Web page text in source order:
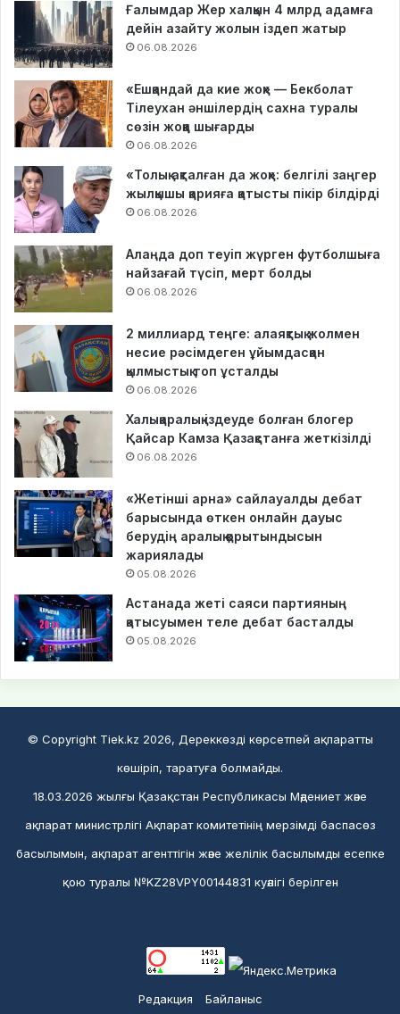
Ғалымдар Жер халқын 4 млрд адамға
дейін азайту жолын іздеп жатыр
06.08.2026
«Ешқандай да кие жоқ» — Бекболат
Тілеухан әншілердің сахна туралы
сөзін жоққа шығарды
06.08.2026
«Толық ақталған да жоқ»: белгілі заңгер
жылқышы қарияға қатысты пікір білдірді
06.08.2026
Алаңда доп теуіп жүрген футболшыға
найзағай түсіп, мерт болды
06.08.2026
2 миллиард теңге: алаяқтық жолмен
несие рәсімдеген ұйымдасқан
қылмыстық топ ұсталды
06.08.2026
Халықаралық іздеуде болған блогер
Қайсар Камза Қазақстанға жеткізілді
06.08.2026
«Жетінші арна» сайлауалды дебат
барысында өткен онлайн дауыс
берудің аралық қорытындысын
жариялады
05.08.2026
Астанада жеті саяси партияның
қатысуымен теле дебат басталды
05.08.2026
© Copyright Tiek.kz 2026, Дереккөзді көрсетпей ақпаратты
көшіріп, таратуға болмайды.
18.03.2026 жылғы Қазақстан Республикасы Мәдениет және
ақпарат министрлігі Ақпарат комитетінің мерзімді баспасөз
басылымын, ақпарат агенттігін және желілік басылымды есепке
қою туралы №KZ28VPY00144831 куәлігі берілген
Редакция Байланыс